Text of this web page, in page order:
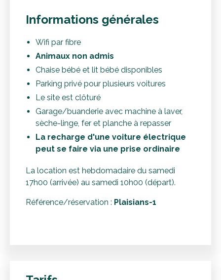
Informations générales
Wifi par fibre
Animaux non admis
Chaise bébé et lit bébé disponibles
Parking privé pour plusieurs voitures
Le site est clôturé
Garage/buanderie avec machine à laver,
sèche-linge, fer et planche à repasser
La recharge d'une voiture électrique
peut se faire via une prise ordinaire
La location est hebdomadaire du samedi
17h00 (arrivée) au samedi 10h00 (départ).
Référence/réservation : Plaisians-1